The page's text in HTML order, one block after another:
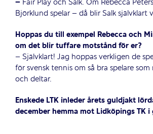
– Fair Play och Salk. Om Rebecca
Björklund spelar – då blir Salk självklart
Hoppas du till exempel Rebecca och
om det blir tuffare motstånd för er?
– Självklart! Jag hoppas verkligen de
för svensk tennis om så bra spelare
och deltar.
Enskede LTK inleder årets guldjakt
december hemma mot Lidköpings TK i